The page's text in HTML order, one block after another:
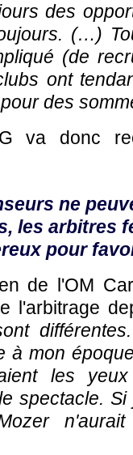
des
(…)
(de
ont
des
va donc
ne
les arbitres
pour
de l'OM
l'arbitrage
à mon
les
spectacle.